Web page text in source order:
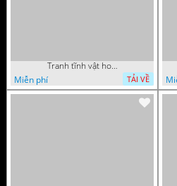
Tranh tĩnh vật hoa quả decor phòng khách in uv
Miễn phí
TẢI VỀ